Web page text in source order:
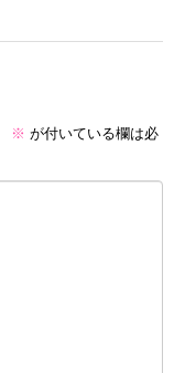
※ が付いている欄は必